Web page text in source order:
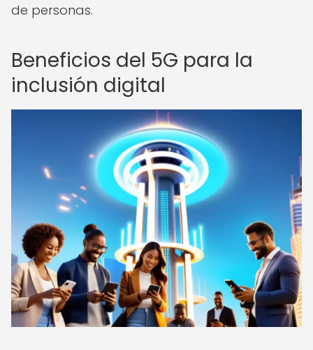
de personas.
Beneficios del 5G para la
inclusión digital